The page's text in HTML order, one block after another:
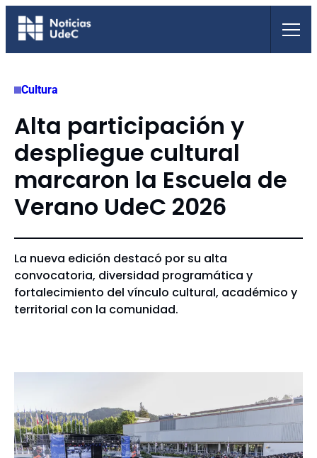
Saltar
Cultura
Alta participación y
despliegue cultural
marcaron la Escuela de
Verano UdeC 2026
La nueva edición destacó por su alta
convocatoria, diversidad programática y
fortalecimiento del vínculo cultural, académico y
territorial con la comunidad.